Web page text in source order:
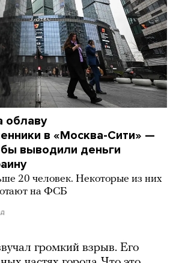
облаву
в «Москва-Сити» —
выводили деньги
20 человек. Некоторые из них
на ФСБ
громкий взрыв. Его